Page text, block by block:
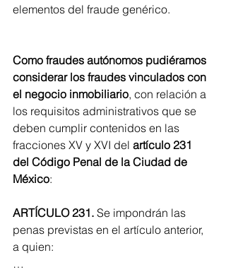
elementos del fraude genérico.
Como fraudes autónomos pudiéramos
considerar los fraudes vinculados con
el negocio inmobiliario, con relación a
los requisitos administrativos que se
deben cumplir contenidos en las
fracciones XV y XVI del artículo 231
del Código Penal de la Ciudad de
México:
ARTÍCULO 231. Se impondrán las
penas previstas en el artículo anterior,
a quien:
…